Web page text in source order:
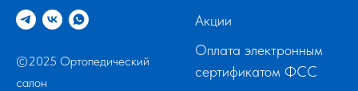
©2025 Ортопедический
салон
Акции
Оплата электронным
сертификатом ФСС